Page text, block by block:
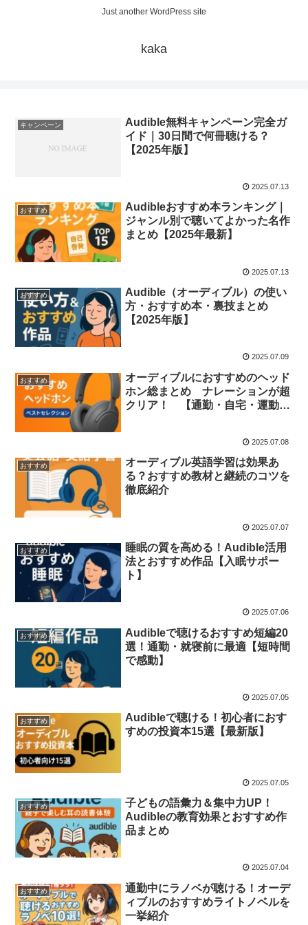
Just another WordPress site
kaka
キャンペーン
Audible無料キャンペーン完全ガ
イド｜30日間で何冊聴ける？
【2025年版】
2025.07.13
おすすめ
Audibleおすすめ本ランキング｜
ジャンル別で聴いてよかった名作
まとめ【2025年最新】
2025.07.13
おすすめ
Audible（オーディブル）の使い
方・おすすめ本・裏技まとめ
【2025年版】
2025.07.09
おすすめ
オーディブルにおすすめのヘッド
ホン総まとめ ナレーションが超
クリア！ 【通勤・自宅・運動
2025.07.08
おすすめ
オーディブル英語学習は効果あ
る？おすすめ教材と継続のコツを
徹底紹介
2025.07.07
おすすめ
睡眠の質を高める！Audible活用
法とおすすめ作品【入眠サポー
ト】
2025.07.06
おすすめ
Audibleで聴けるおすすめ短編20
選！通勤・就寝前に最適【短時間
で感動】
2025.07.05
おすすめ
Audibleで聴ける！初心者におす
すめの投資本15選【最新版】
2025.07.05
おすすめ
子どもの語彙力＆集中力UP！
Audibleの教育効果とおすすめ作
品まとめ
2025.07.04
おすすめ
通勤中にラノベが聴ける！オーデ
ィブルのおすすめライトノベルを
一挙紹介